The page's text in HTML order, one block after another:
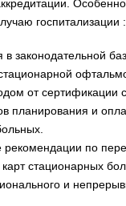
госпитализации
законодательной
от
планирования и
по
стационарных
и